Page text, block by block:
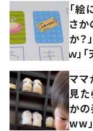
「
さか
か？
ｗ」
マ
見た
かの
ww